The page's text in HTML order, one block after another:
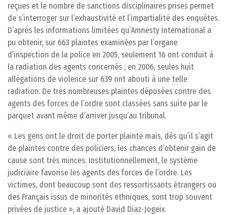
reçues et le nombre de sanctions disciplinaires prises permet
de s’interroger sur l’exhaustivité et l’impartialité des enquêtes.
D’après les informations limitées qu’Amnesty International a
pu obtenir, sur 663 plaintes examinées par l’organe
d’inspection de la police en 2005, seulement 16 ont conduit à
la radiation des agents concernés ; en 2006, seules huit
allégations de violence sur 639 ont abouti à une telle
radiation. De très nombreuses plaintes déposées contre des
agents des forces de l’ordre sont classées sans suite par le
parquet avant même d’arriver jusqu’au tribunal.
« Les gens ont le droit de porter plainte mais, dès qu’il s’agit
de plaintes contre des policiers, les chances d’obtenir gain de
cause sont très minces. Institutionnellement, le système
judiciaire favorise les agents des forces de l’ordre. Les
victimes, dont beaucoup sont des ressortissants étrangers ou
des Français issus de minorités ethniques, sont trop souvent
privées de justice », a ajouté David Diaz-Jogeix.